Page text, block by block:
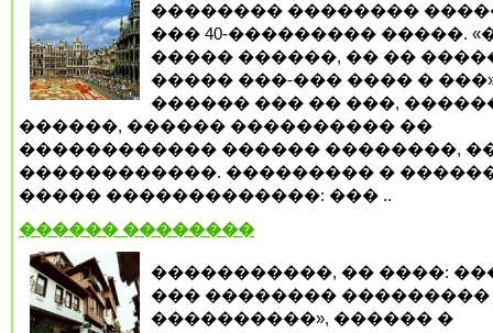
�������� ��������
��� 40-��������� �����.
����� ������, �� ��
����� ���-��� ���� �
������ ��� �� ���,
������, ������ ���������� ��
������������ ������ ��������,
������������. ��������� �
����� �������������: ��� ..
������ ��������
�����������, �� ����:
��� �������� ���������
����������», ������ �